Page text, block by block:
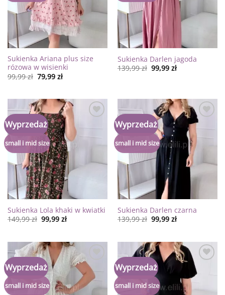
Sukienka Ariana plus size
rózowa w wisienki
99,99zł 79,99 zł
Sukienka Darlen jagoda
139,99zł 99,99 zł
Wyprzedaż
small i mid size
Sukienka Lola khaki w kwiatki
149,99zł 99,99 zł
Wyprzedaż
small i mid size
Dodaj
życzeń
Sukienka Darlen czarna
139,99zł 99,99 zł
Wyprzedaż
small i mid size
Dodaj
do
listy
życzeń
Wyprzedaż
small i mid size
Dodaj